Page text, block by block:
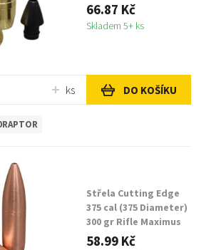
66.87 Kč
Skladem 5+ ks
ks DO KOŠÍKU
Střela Cutting Edge
375 cal (375 Diameter)
300 gr Rifle Maximus
58.99 Kč